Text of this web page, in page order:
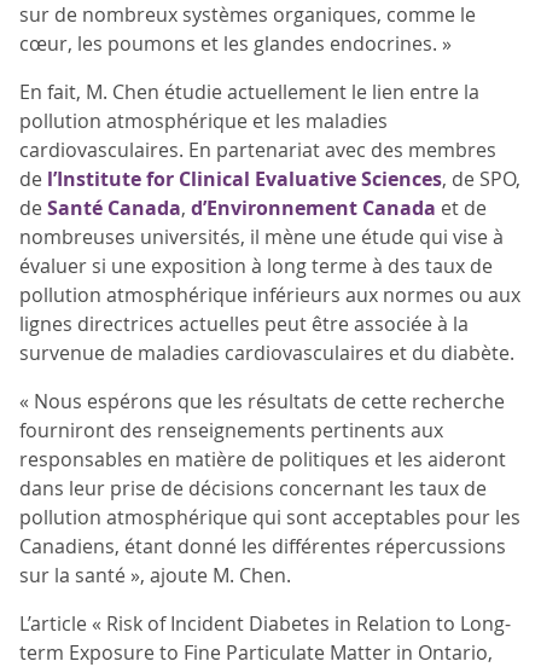
sur de nombreux systèmes organiques, comme le
cœur, les poumons et les glandes endocrines. »
En fait, M. Chen étudie actuellement le lien entre la
pollution atmosphérique et les maladies
cardiovasculaires. En partenariat avec des membres
de l’Institute for Clinical Evaluative Sciences, de SPO,
deSanté Canada, d’Environnement Canada et de
nombreuses universités, il mène une étude qui vise à
évaluer si une exposition à long terme à des taux de
pollution atmosphérique inférieurs aux normes ou aux
lignes directrices actuelles peut être associée à la
survenue de maladies cardiovasculaires et du diabète.
« Nous espérons que les résultats de cette recherche
fourniront des renseignements pertinents aux
responsables en matière de politiques et les aideront
dans leur prise de décisions concernant les taux de
pollution atmosphérique qui sont acceptables pour les
Canadiens, étant donné les différentes répercussions
sur la santé », ajoute M. Chen.
L’article « Risk of Incident Diabetes in Relation to Long-
term Exposure to Fine Particulate Matter in Ontario,